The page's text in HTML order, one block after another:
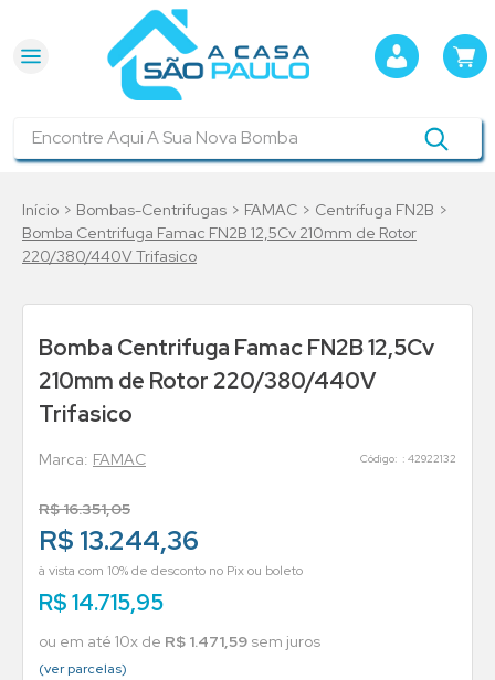
Bombas-Centrifugas FAMAC
Centrífuga FN2B
Bomba Centrifuga Famac FN2B 12,5Cv 210mm de Rotor
220/380/440V Trifasico
Bomba Centrifuga Famac FN2B 12,5Cv
210mm de Rotor 220/380/440V
Trifasico
FAMAC : 42922132
R$16.351,05
R$ 13.244,36
à vista com 10% de desconto no Pix ou boleto
R$14.715,95
ou em até 10x de R$ 1.471,59 sem juros
(ver parcelas)